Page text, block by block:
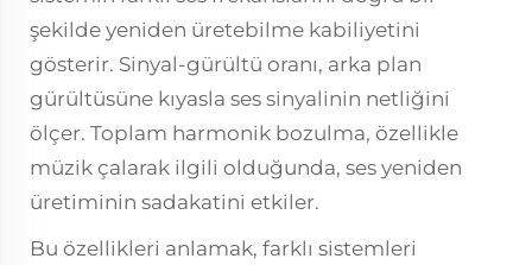
şekilde yeniden üretebilme kabiliyetini
gösterir. Sinyal-gürültü oranı, arka plan
gürültüsüne kıyasla ses sinyalinin netliğini
ölçer. Toplam harmonik bozulma, özellikle
müzik çalarak ilgili olduğunda, ses yeniden
üretiminin sadakatini etkiler.
Bu özellikleri anlamak, farklı sistemleri